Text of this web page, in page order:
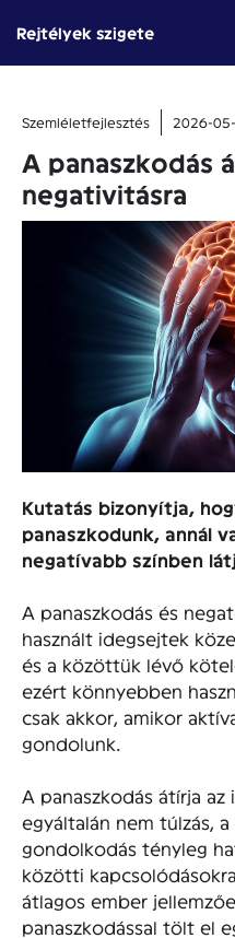
tartalomba
Rejtélyek szigete
Szemléletfejlesztés 2026-
A panaszkodás
negativitásra
Kutatás bizonyítja,
panaszkodunk, annál
negatívabb színben
A panaszkodás és
használt idegsejtek
és a közöttük lévő
ezért könnyebben
csak akkor, amikor
gondolunk.
A panaszkodás átírja az
egyáltalán nem túlzás,
gondolkodás tényleg
közötti
átlagos ember
panaszkodással tölt el